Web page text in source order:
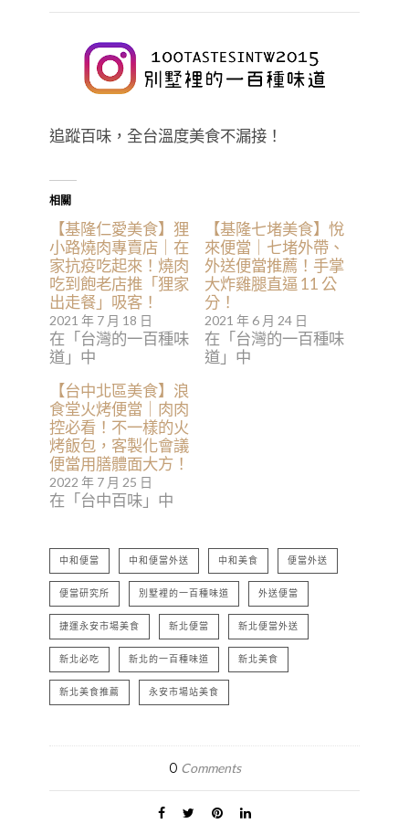
追蹤百味，全台溫度美食不漏接！
相關
【基隆仁愛美食】狸
小路燒肉專賣店｜在
家抗疫吃起來！燒肉
吃到飽老店推「狸家
出走餐」吸客！
2021 年 7 月 18 日
在「台灣的一百種味
道」中
【基隆七堵美食】悅
來便當｜七堵外帶、
外送便當推薦！手掌
大炸雞腿直逼 11 公
分！
2021 年 6 月 24 日
在「台灣的一百種味
道」中
【台中北區美食】浪
食堂火烤便當｜肉肉
控必看！不一樣的火
烤飯包，客製化會議
便當用膳體面大方！
2022 年 7 月 25 日
在「台中百味」中
中和便當 中和便當外送 中和美食 便當外送
便當研究所 別墅裡的一百種味道 外送便當
捷運永安市場美食 新北便當 新北便當外送
新北必吃 新北的一百種味道 新北美食
新北美食推薦 永安市場站美食
0 Comments